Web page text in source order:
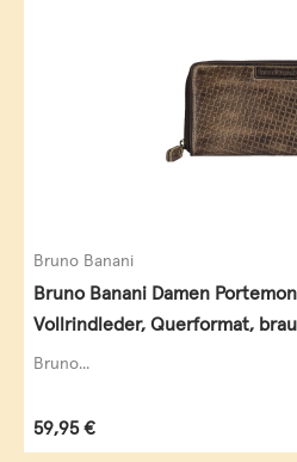
Bruno Banani
Bruno Banani Damen
Vollrindleder, Querformat,
Bruno...
Regulärer Preis:
59,95 €